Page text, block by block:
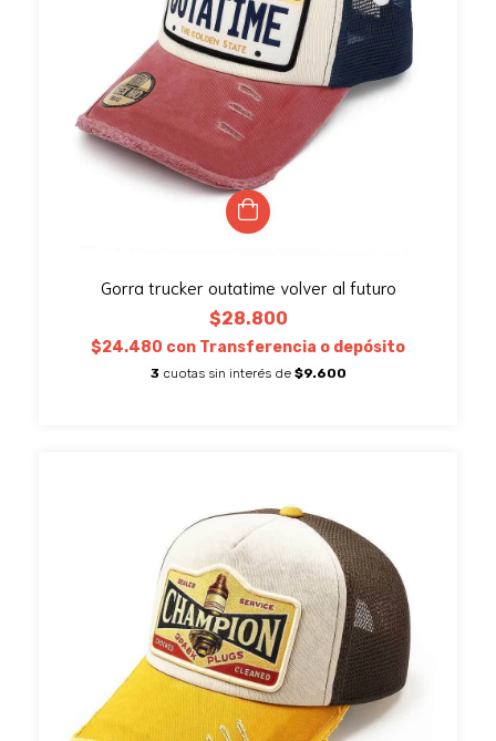
Gorra trucker outatime volver al futuro
$28.800
$24.480 con Transferencia o depósito
3 cuotas sin interés de $9.600